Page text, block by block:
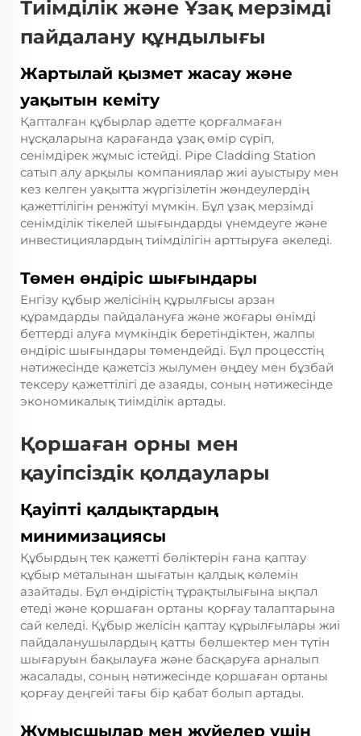
Тиімділік және Ұзақ мерзімді
пайдалану құндылығы
Жартылай қызмет жасау және
уақытын кеміту
Қапталған құбырлар әдетте қорғалмаған
нұсқаларына қарағанда ұзақ өмір сүріп,
сенімдірек жұмыс істейді. Pipe Cladding Station
сатып алу арқылы компаниялар жиі ауыстыру мен
кез келген уақытта жүргізілетін жөндеулердің
қажеттілігін ренжітуі мүмкін. Бұл ұзақ мерзімді
сенімділік тікелей шығындарды үнемдеуге және
инвестициялардың тиімділігін арттыруға әкеледі.
Төмен өндіріс шығындары
Енгізу құбыр желісінің құрылғысы арзан
құрамдарды пайдалануға және жоғары өнімді
беттерді алуға мүмкіндік беретіндіктен, жалпы
өндіріс шығындары төмендейді. Бұл процесстің
нәтижесінде қажетсіз жылумен өңдеу мен бұзбай
тексеру қажеттілігі де азаяды, соның нәтижесінде
экономикалық тиімділік артады.
Қоршаған орны мен
қауіпсіздік қолдаулары
Қауіпті қалдықтардың
минимизациясы
Құбырдың тек қажетті бөліктерін ғана қаптау
құбыр металынан шығатын қалдық көлемін
азайтады. Бұл өндірістің тұрақтылығына ықпал
етеді және қоршаған ортаны қорғау талаптарына
сай келеді. Құбыр желісін қаптау құрылғылары жиі
пайдаланушылардың қатты бөлшектер мен түтін
шығаруын бақылауға және басқаруға арналып
жасалады, соның нәтижесінде қоршаған ортаны
қорғау деңгейі тағы бір қабат болып артады.
Жұмысшылар мен жүйелер үшін